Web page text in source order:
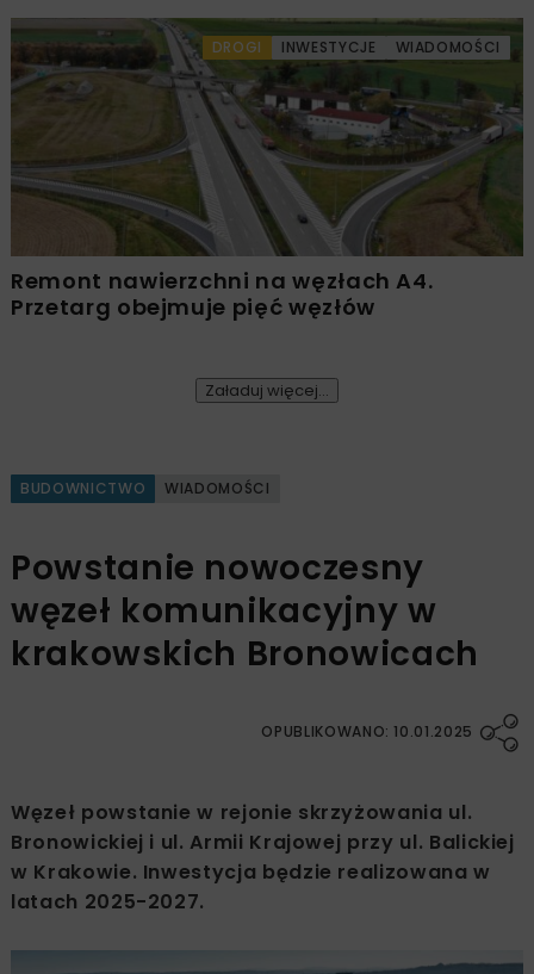
DROGI INWESTYCJE WIADOMOŚCI
Remont nawierzchni na węzłach A4.
Przetarg obejmuje pięć węzłów
Załaduj więcej...
BUDOWNICTWO WIADOMOŚCI
Powstanie nowoczesny
węzeł komunikacyjny w
krakowskich Bronowicach
OPUBLIKOWANO: 10.01.2025
Węzeł powstanie w rejonie skrzyżowania ul.
Bronowickiej i ul. Armii Krajowej przy ul. Balickiej
w Krakowie. Inwestycja będzie realizowana w
latach 2025-2027.